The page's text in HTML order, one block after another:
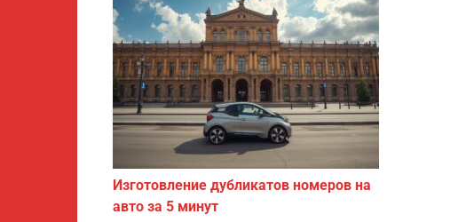
Изготовление дубликатов номеров на
авто за 5 минут